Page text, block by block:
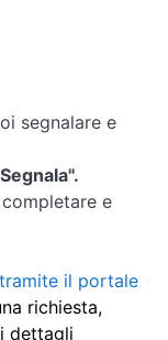
segnalare e
e
tramite il portale
richiesta,
dettagli